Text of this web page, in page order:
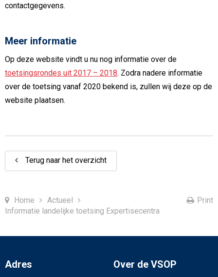
contactgegevens.
Meer informatie
Op deze website vindt u nu nog informatie over de
toetsingsrondes uit 2017 – 2018. Zodra nadere informatie
over de toetsing vanaf 2020 bekend is, zullen wij deze op de
website plaatsen.
Terug naar het overzicht
Home
Actueel
Informatie landelijke toetsing Expertisecentra
Print
Adres Over de VSOP